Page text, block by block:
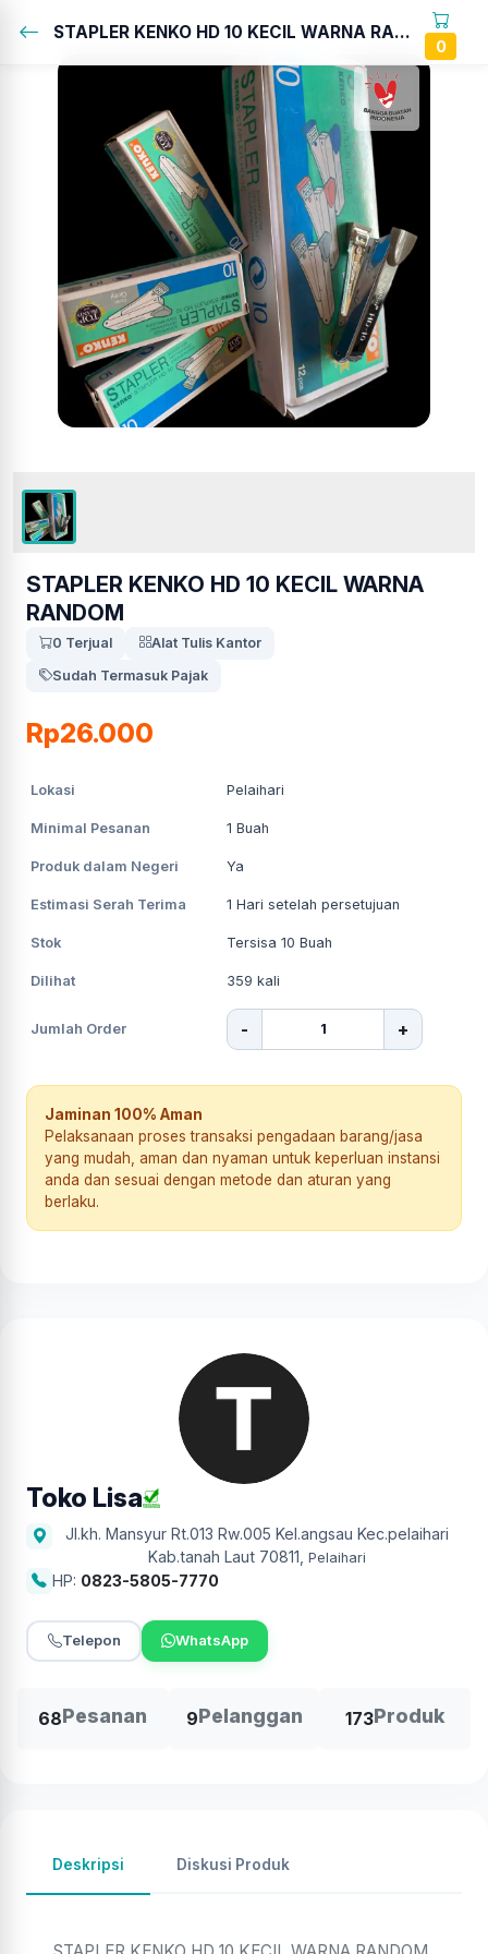
STAPLER KENKO HD 10 KECIL WARNA RANDOM...
0
STAPLER KENKO HD 10 KECIL WARNA
RANDOM
0 Terjual
Alat Tulis Kantor
Sudah Termasuk Pajak
Rp26.000
Lokasi Pelaihari
Minimal Pesanan 1 Buah
Produk dalam Negeri Ya
Estimasi Serah Terima 1 Hari setelah persetujuan
Stok Tersisa 10 Buah
Dilihat 359 kali
Jumlah Order - +
Jaminan 100% Aman
Pelaksanaan proses transaksi pengadaan barang/jasa
yang mudah, aman dan nyaman untuk keperluan instansi
anda dan sesuai dengan metode dan aturan yang
berlaku.
Toko Lisa
Jl.kh. Mansyur Rt.013 Rw.005 Kel.angsau Kec.pelaihari
Kab.tanah Laut 70811 Pelaihari
HP: 0823-5805-7770
Telepon WhatsApp
68Pesanan 9Pelanggan 173Produk
Deskripsi Diskusi Produk